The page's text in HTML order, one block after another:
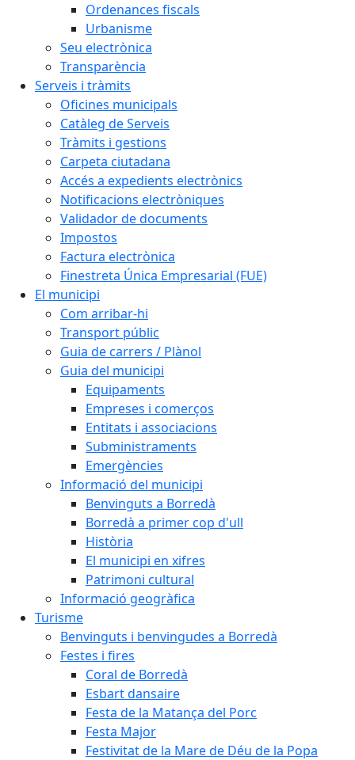
Ordenances fiscals
Urbanisme
Seu electrònica
Transparència
Serveis i tràmits
Oficines municipals
Catàleg de Serveis
Tràmits i gestions
Carpeta ciutadana
Accés a expedients electrònics
Notificacions electròniques
Validador de documents
Impostos
Factura electrònica
Finestreta Única Empresarial (FUE)
El municipi
Com arribar-hi
Transport públic
Guia de carrers / Plànol
Guia del municipi
Equipaments
Empreses i comerços
Entitats i associacions
Subministraments
Emergències
Informació del municipi
Benvinguts a Borredà
Borredà a primer cop d'ull
Història
El municipi en xifres
Patrimoni cultural
Informació geogràfica
Turisme
Benvinguts i benvingudes a Borredà
Festes i fires
Coral de Borredà
Esbart dansaire
Festa de la Matança del Porc
Festa Major
Festivitat de la Mare de Déu de la Popa